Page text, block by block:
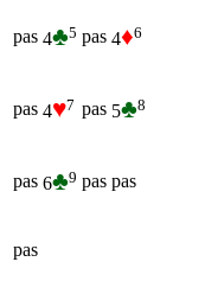
pas 4♣5 pas 4♦6
pas 4♥7 pas 5♣8
pas 6♣9 pas pas
pas